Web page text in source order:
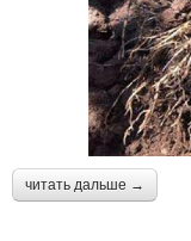
читать дальше →